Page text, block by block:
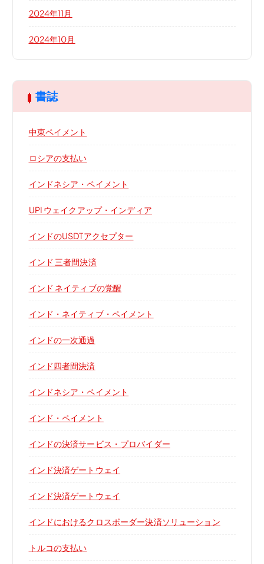
2024年11月
2024年10月
書誌
中東ペイメント
ロシアの支払い
インドネシア・ペイメント
UPI ウェイクアップ・インディア
インドのUSDTアクセプター
インド 三者間決済
インド ネイティブの覚醒
インド・ネイティブ・ペイメント
インドの一次通過
インド四者間決済
インドネシア・ペイメント
インド・ペイメント
インドの決済サービス・プロバイダー
インド決済ゲートウェイ
インド決済ゲートウェイ
インドにおけるクロスボーダー決済ソリューション
トルコの支払い